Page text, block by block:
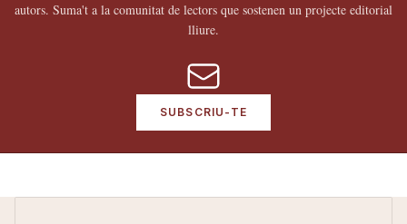
autors. Suma't a la comunitat de lectors que sostenen un projecte editorial
lliure.
SUBSCRIU-TE